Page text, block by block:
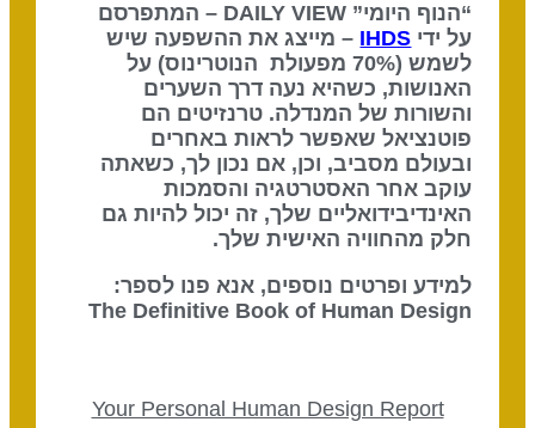
“הנוף היומי” DAILY VIEW – המתפרסם
על ידיIHDS – מייצג את ההשפעה שיש
לשמש (70% מפעולת הנוטרינוס) על
האנושות, כשהיא נעה דרך השערים
והשורות של המנדלה. טרנזיטים הם
פוטנציאל שאפשר לראות באחרים
ובעולם מסביב, וכן, אם נכון לך, כשאתה
עוקב אחר האסטרטגיה והסמכות
האינדיבידואליים שלך, זה יכול להיות גם
חלק מהחוויה האישית שלך.
למידע ופרטים נוספים, אנא פנו לספר:
The Definitive Book of Human Design
Your Personal Human Design Report